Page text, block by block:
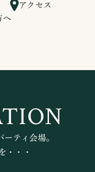
アクセス
へ
ティ会場。
・・・